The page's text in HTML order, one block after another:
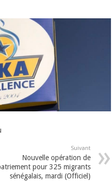
Suivant
Nouvelle opération de
pour 325 migrants
sénégalais, mardi (Officiel)